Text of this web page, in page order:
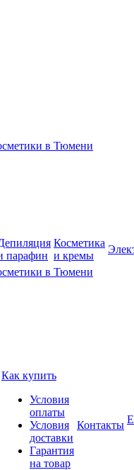
парафин
Косметика
и кремы
Как купить
Условия
оплаты
Условия
доставки
Гарантия
на товар
Контакты